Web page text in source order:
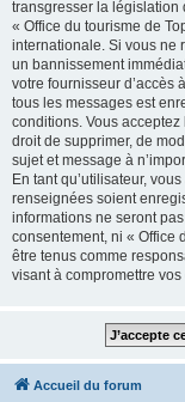
transgresser la législation
« Office du tourisme de
internationale. Si vous ne
un bannissement
votre fournisseur d’accès
tous les messages est
conditions. Vous
droit de supprimer, de
sujet et message à
En tant qu’utilisateur,
renseignées soient
informations ne seront
consentement, ni « Office
être tenus comme
visant à compromettre
Accueil du forum